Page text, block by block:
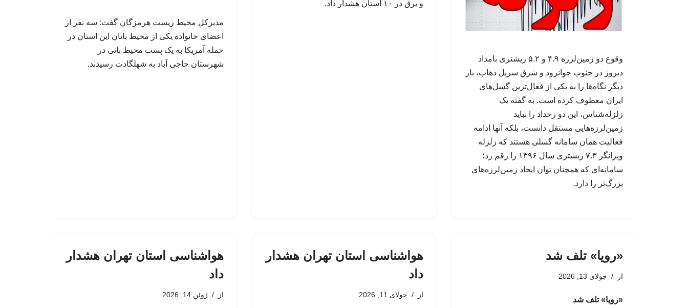
وقوع دو زمین‌لرزه ۴.۹ و ۵.۲ ریشتری بامداد
دیروز در جنوب جوانرود و شرق سرپل ذهاب، بار
دیگر نگاه‌ها را به یکی از فعال‌ترین گسل‌های
ایران معطوف کرده است. به گفته یک
زلزله‌شناس، این دو رخداد را نباید
زمین‌لرزه‌هایی مستقل دانست، بلکه آنها ادامه
فعالیت همان سامانه گسلی هستند که زلزله
ویرانگر ۷.۳ ریشتری سال ۱۳۹۶ را رقم زد؛
سامانه‌ای که همچنان توان ایجاد زمین‌لرزه‌های
بزرگ‌تر را دارد.
و برق در ۱۰ استان هشدار داد.
مدیرکل محیط زیست هرمزگان گفت: سه نفر از
اعضای خانواده یکی از محیط بانان این استان در
حمله آمریکا به یک پست محیط بانی در
شهرستان حاجی آباد به شهلگادت رسیدند.
«رویا» تلف شد
از جولای 13, 2026
«رویا» تلف شد
هواشناسی استان تهران هشدار
داد
از جولای 11, 2026
هواشناسی استان تهران هشدار
داد
از ژوئن 14, 2026